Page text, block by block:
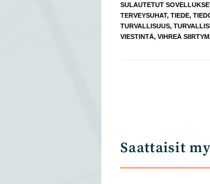
SULAUTETUT
TERVEYSUHAT, TIEDE,
TURVALLISUUS,
VIESTINTÄ, VIHREÄ
Saattaisit